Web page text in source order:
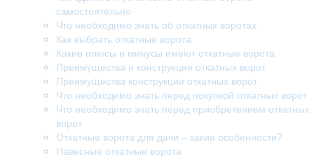
самостоятельно
Что необходимо знать об откатных воротах
Как выбрать откатные ворота
Какие плюсы и минусы имеют откатные ворота
Преимущества и конструкция откатных ворот
Преимущества конструкции откатных ворот
Что необходимо знать перед покупкой откатных ворот
Что необходимо знать перед приобретением откатных
ворот
Откатные ворота для дачи – какие особенности?
Навесные откатные ворота